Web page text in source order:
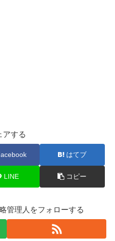
アする
はてブ
LINE コピー
管理人をフォローする